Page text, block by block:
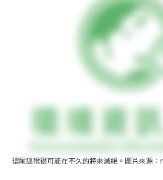
環尾狐猴很可能在不久的將來滅絕。圖片來源：